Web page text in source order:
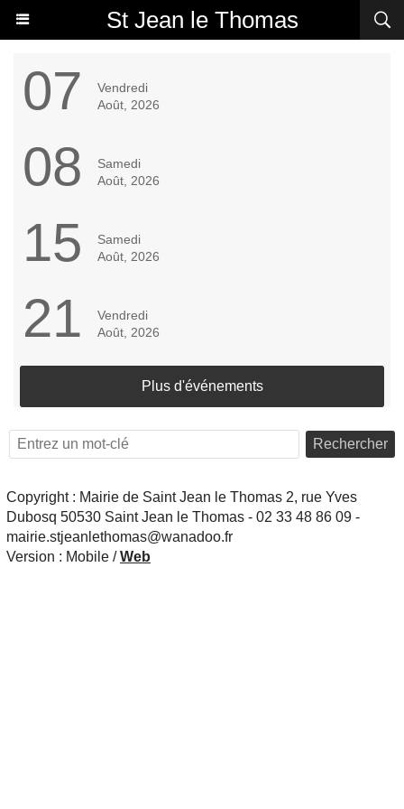
St Jean le Thomas
07
Vendredi
Août, 2026
08
Samedi
Août, 2026
15
Samedi
Août, 2026
21
Vendredi
Août, 2026
Plus d'événements
Rechercher
Copyright : Mairie de Saint Jean le Thomas 2, rue Yves
Dubosq 50530 Saint Jean le Thomas - 02 33 48 86 09 -
mairie.stjeanlethomas@wanadoo.fr
Version : Mobile /Web